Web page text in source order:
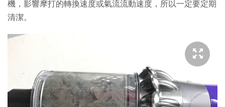
機，影響摩打的轉換速度或氣流流動速度，所以一定要定期
清潔。